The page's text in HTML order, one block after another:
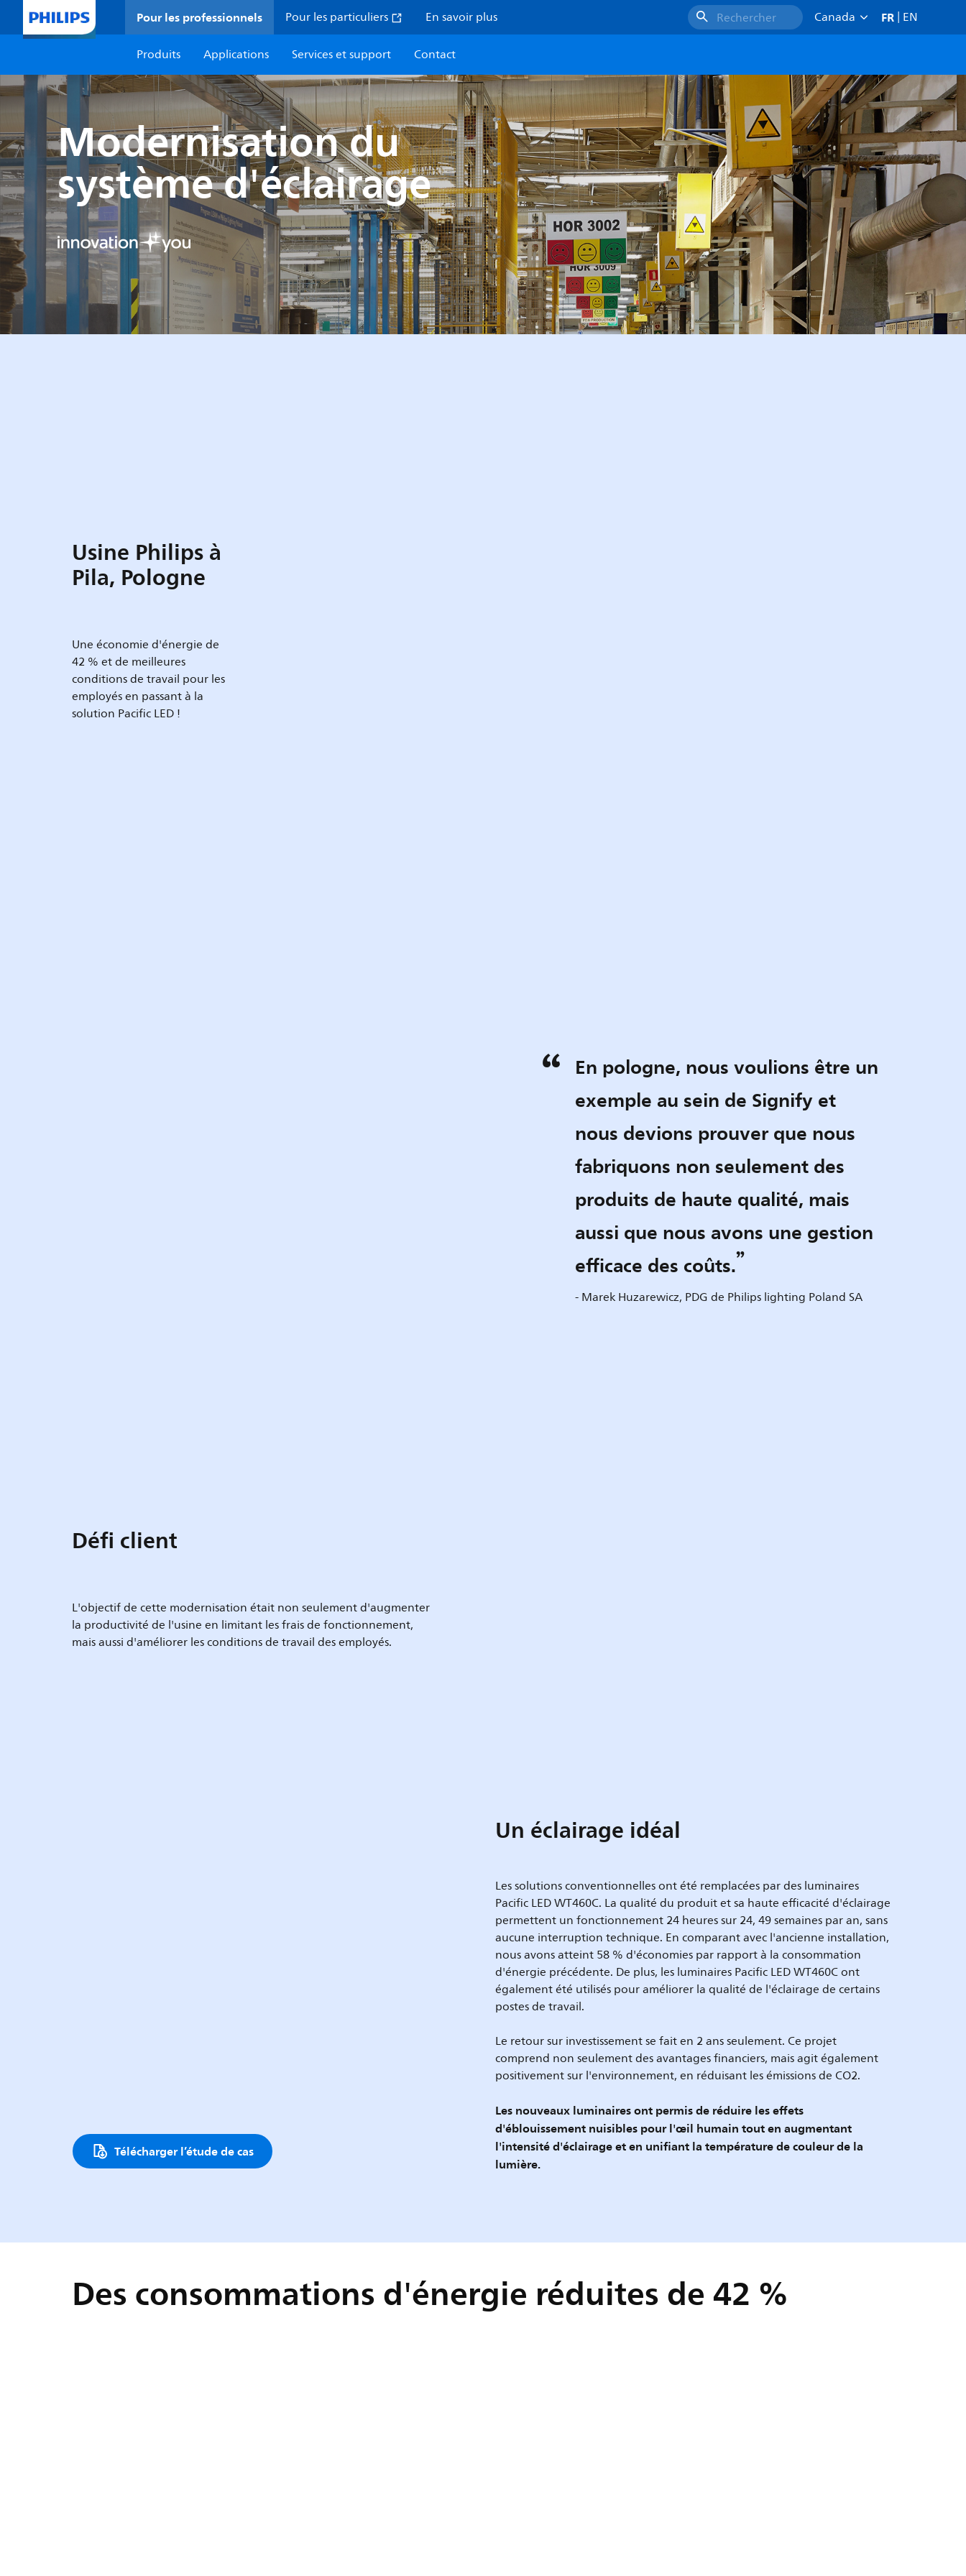
Pour les professionnels Pour les particuliers En savoir plus Rechercher Canada FR | EN
Produits
Applications Services et support Contact
Modernisation du
système d'éclairage
Usine Philips à
Pila, Pologne
Une économie d'énergie de
42 % et de meilleures
conditions de travail pour les
employés en passant à la
solution Pacific LED !
En pologne, nous voulions être un
exemple au sein de Signify et
nous devions prouver que nous
fabriquons non seulement des
produits de haute qualité, mais
aussi que nous avons une gestion
efficace des coûts.
- Marek Huzarewicz, PDG de Philips lighting Poland SA
Défi client
L'objectif de cette modernisation était non seulement d'augmenter
la productivité de l'usine en limitant les frais de fonctionnement,
mais aussi d'améliorer les conditions de travail des employés.
Télécharger l’étude de cas
Un éclairage idéal
Les solutions conventionnelles ont été remplacées par des luminaires
Pacific LED WT460C. La qualité du produit et sa haute efficacité d'éclairage
permettent un fonctionnement 24 heures sur 24, 49 semaines par an, sans
aucune interruption technique. En comparant avec l'ancienne installation,
nous avons atteint 58 % d'économies par rapport à la consommation
d'énergie précédente. De plus, les luminaires Pacific LED WT460C ont
également été utilisés pour améliorer la qualité de l'éclairage de certains
postes de travail.
Le retour sur investissement se fait en 2 ans seulement. Ce projet
comprend non seulement des avantages financiers, mais agit également
positivement sur l'environnement, en réduisant les émissions de CO2.
Les nouveaux luminaires ont permis de réduire les effets
d'éblouissement nuisibles pour l'œil humain tout en augmentant
l'intensité d'éclairage et en unifiant la température de couleur de la
lumière.
Des consommations d'énergie réduites de 42 %